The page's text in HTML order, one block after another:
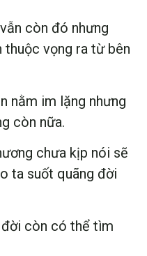
còn đó nhưng
thuộc vọng ra từ bên
nằm im lặng nhưng
còn nữa.
chưa kịp nói sẽ
ta suốt quãng đời
còn có thể tìm